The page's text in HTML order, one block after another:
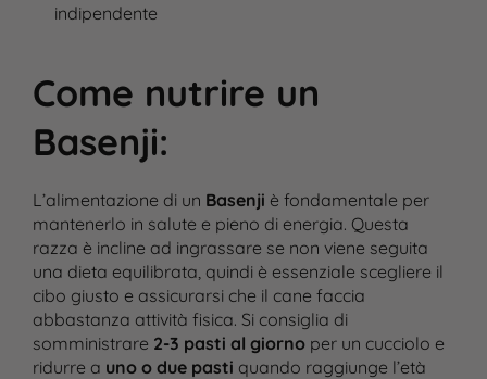
indipendente
Come nutrire un
Basenji:
L’alimentazione di un Basenji è fondamentale per
mantenerlo in salute e pieno di energia. Questa
razza è incline ad ingrassare se non viene seguita
una dieta equilibrata, quindi è essenziale scegliere il
cibo giusto e assicurarsi che il cane faccia
abbastanza attività fisica. Si consiglia di
somministrare 2-3 pasti al giornoper un cucciolo e
ridurre a uno o due pasti quando raggiunge l’età